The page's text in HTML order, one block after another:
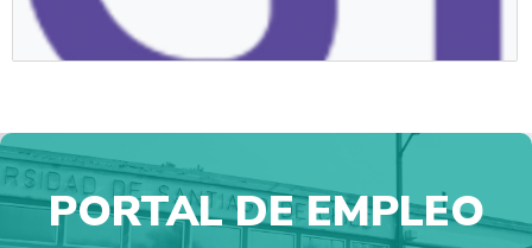
Fundación Networking
PORTAL DE EMPLEO